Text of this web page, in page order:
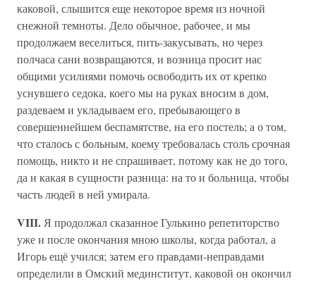
каковой, слышится еще некоторое время из ночной
снежной темноты. Дело обычное, рабочее, и мы
продолжаем веселиться, пить-закусывать, но через
полчаса сани возвращаются, и возница просит нас
общими усилиями помочь освободить их от крепко
уснувшего седока, коего мы на руках вносим в дом,
раздеваем и укладываем его, пребывающего в
совершеннейшем беспамятстве, на его постель; а о том,
что сталось с больным, коему требовалась столь срочная
помощь, никто и не спрашивает, потому как не до того,
да и какая в сущности разница: на то и больница, чтобы
часть людей в ней умирала.
VIII. Я продолжал сказанное Гулькино репетиторство
уже и после окончания мною школы, когда работал, а
Игорь ещё учился; затем его правдами-неправдами
определили в Омский мединститут, каковой он окончил